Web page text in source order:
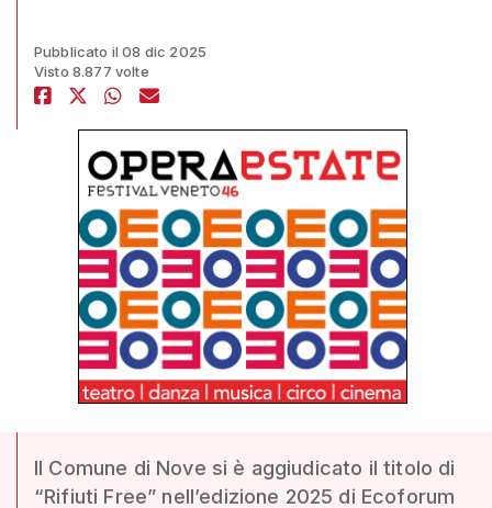
Pubblicato il 08 dic 2025
Visto 8.877 volte
Il Comune di Nove si è aggiudicato il titolo di
“Rifiuti Free” nell’edizione 2025 di Ecoforum